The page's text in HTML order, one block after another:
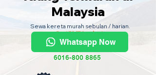
Malaysia
Sewa kereta murah sebulan / harian.
Dari RM70 sehari.
Whatsapp Now
6016-800 8865